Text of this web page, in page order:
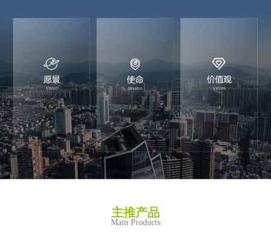
主推产品
Main Products